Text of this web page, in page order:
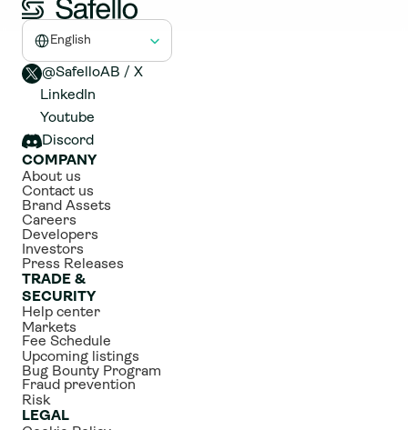
Select Language
English
@SafelloAB / X
LinkedIn
Youtube
Discord
COMPANY
About us
Contact us
Brand Assets
Careers
Developers
Investors
Press Releases
TRADE &
SECURITY
Help center
Markets
Fee Schedule
Upcoming listings
Bug Bounty Program
Fraud prevention
Risk
LEGAL